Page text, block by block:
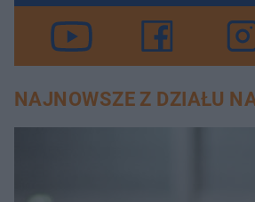
NAJNOWSZE Z DZIAŁU